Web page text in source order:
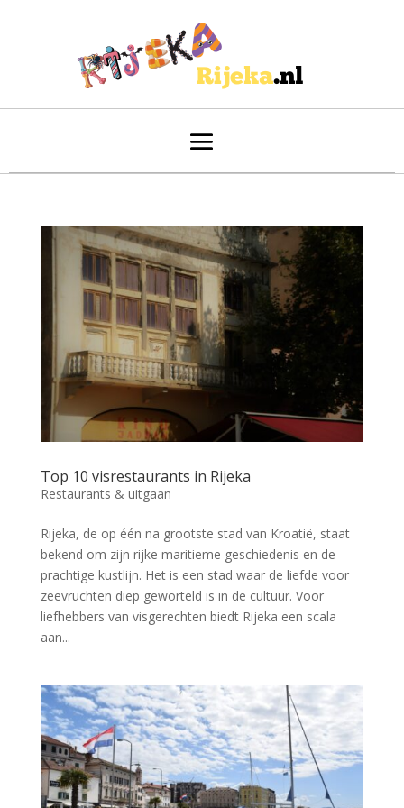
Top 10 visrestaurants in Rijeka
Restaurants & uitgaan
Rijeka, de op één na grootste stad van Kroatië, staat
bekend om zijn rijke maritieme geschiedenis en de
prachtige kustlijn. Het is een stad waar de liefde voor
zeevruchten diep geworteld is in de cultuur. Voor
liefhebbers van visgerechten biedt Rijeka een scala
aan...